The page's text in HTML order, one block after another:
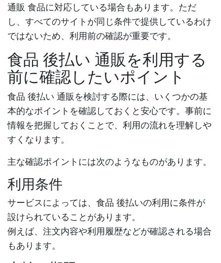
通販 食品に対応している場合もあります。ただ
し、すべてのサイトが同じ条件で提供しているわけ
ではないため、利用前の確認が重要です。
食品 後払い 通販を利用する
前に確認したいポイント
食品 後払い 通販を検討する際には、いくつかの基
本的なポイントを確認しておくと安心です。事前に
情報を把握しておくことで、利用の流れを理解しや
すくなります。
主な確認ポイントには次のようなものがあります。
利用条件
サービスによっては、 食品 後払いの利用に条件が
設けられていることがあります。
例えば、注文内容や利用履歴などが確認される場合
もあります。